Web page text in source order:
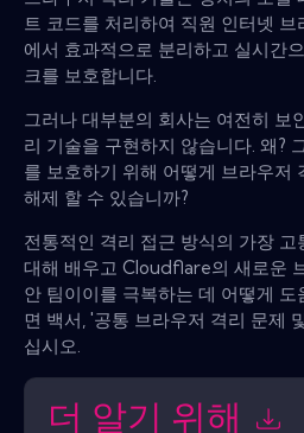
트 코드를 처리하여 직원 인터넷
에서 효과적으로 분리하고 실시간
크를 보호합니다.
그러나 대부분의 회사는 여전히 보
리 기술을 구현하지 않습니다. 왜?
를 보호하기 위해 어떻게 브라우저
해제 할 수 있습니까?
전통적인 격리 접근 방식의 가장
대해 배우고 Cloudflare의 새로운
안 팀이이를 극복하는 데 어떻게
면 백서, '공통 브라우저 격리 문제
십시오.
더 알기 위해